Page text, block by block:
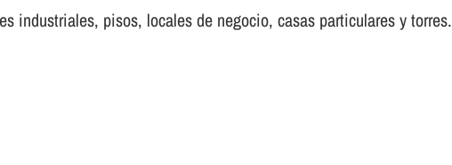
industriales, pisos, locales de negocio, casas particulares y torres.